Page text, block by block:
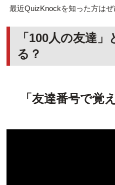
最近QuizKnockを知った方はぜ
「100人の友達
る？
「友達番号で覚